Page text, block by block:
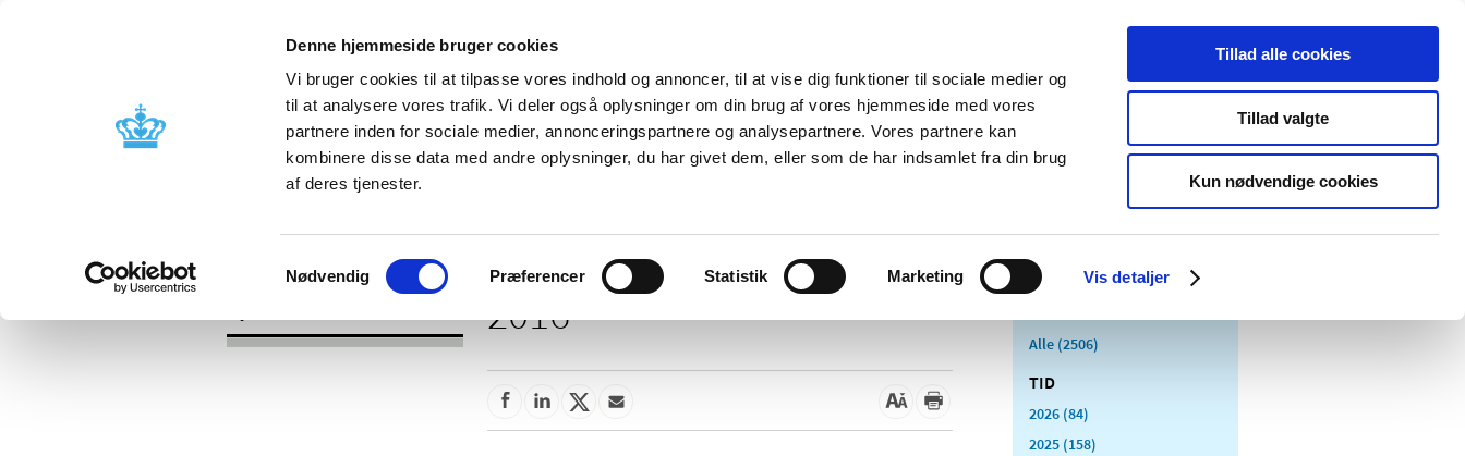
Denne hjemmeside bruger cookies
Vi bruger cookies til at tilpasse vores indhold og annoncer, til at vise dig funktioner til sociale medier og
til at analysere vores trafik. Vi deler også oplysninger om din brug af vores hjemmeside med vores
partnere inden for sociale medier, annonceringspartnere og analysepartnere. Vores partnere kan
kombinere disse data med andre oplysninger, du har givet dem, eller som de har indsamlet fra din brug
af deres tjenester.
Samtykkevalg
Nødvendig Præferencer Statistik Marketing Vis detaljer
Tillad alle cookies
Tillad valgte
Kun nødvendige cookies
Nyheder Om os Kontakt Udgivelser
Godkendelse og
Bivirkninger og
produktinformation
Tilskud og
Apoteker og salg af
Medicinsk
Særlige
produktområder
2016
Alle (2506)
TID
2026 (84)
2025 (158)